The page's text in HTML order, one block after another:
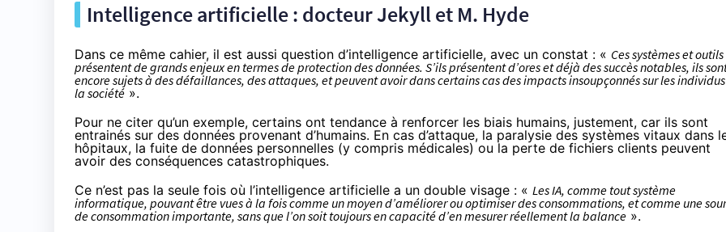
Intelligence artificielle : docteur Jekyll et M. Hyde
Dans ce même cahier, il est aussi question d’intelligence artificielle, avec un constat : « Ces systèmes et outils
présentent de grands enjeux en termes de protection des données. S’ils présentent d’ores et déjà des succès notables, ils
encore sujets à des défaillances, des attaques, et peuvent avoir dans certains cas des impacts insoupçonnés sur les
la société ».
Pour ne citer qu’un exemple, certains ont tendance à renforcer les biais humains, justement, car ils sont
entrainés sur des données provenant d’humains. En cas d’attaque, la paralysie des systèmes vitaux dans
hôpitaux, la fuite de données personnelles (y compris médicales) ou la perte de fichiers clients peuvent
avoir des conséquences catastrophiques.
Ce n’est pas la seule fois où l’intelligence artificielle a un double visage : « Les IA, comme tout système
informatique, pouvant être vues à la fois comme un moyen d’améliorer ou optimiser des consommations, et comme une
de consommation importante, sans que l’on soit toujours en capacité d’en mesurer réellement la balance ».